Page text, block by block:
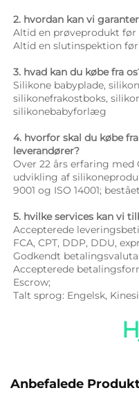
2. hvordan kan vi
Altid en prøveprodukt før
Altid en slutinspektion
3. hvad kan du købe fra
Silikone babyplade,
silikonefrakostboks,
silikonebabyforlæg
4. hvorfor skal du købe
leverandører?
Over 22 års erfaring med
udvikling af
9001 og ISO 14001;
5. hvilke services kan vi
Accepterede
FCA, CPT, DDP, DDU,
Godkendt
Accepterede
Escrow;
Talt sprog: Engelsk,
Anbefalede